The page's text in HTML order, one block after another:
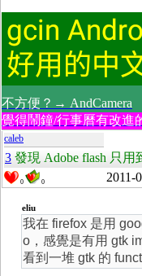
不方便？→ AndCamera
覺得鬧鐘/行事曆有改
caleb
3 發現 Adobe flash 只用
0 0 2011-
eliu
我在 firefox 是用
o，感覺是有用 gtk
看到一堆 gtk 的